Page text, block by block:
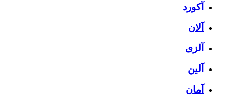
آکورد
آلان
آلزی
آلین
آمان